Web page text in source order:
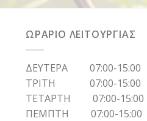
ΩΡΑΡΙΟ ΛΕΙΤΟΥΡΓΙΑΣ
ΔΕΥΤΕΡΑ 07:00-15:00
ΤΡΙΤΗ 07:00-15:00
ΤΕΤΑΡΤΗ 07:00-15:00
ΠΕΜΠΤΗ 07:00-15:00